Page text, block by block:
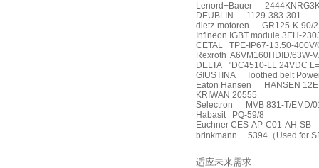
Lenord+Bauer
DEUBLIN
1129-383-301
dietz-motoren
GR125-K-90/
Infineon IGBT module 3EH-
CETAL
TPE-IP67-13.50-
Rexroth A6VM160HDID/63W-
DELTA
"DC4510-LL 24VDC
GIUSTINA
Toothed belt
Eaton Hansen
HANSEN
KRIWAN 20555
Selectron
MVB 831-T/EMD/
Habasit
PQ-59/8
Euchner CES-AP-C01-AH-SB
brinkmann
5394 （ Used for
适应未来需求